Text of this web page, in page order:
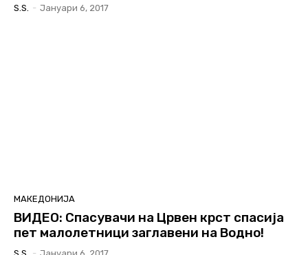
S.s. - Јануари 6, 2017
МАКЕДОНИЈА
ВИДЕО: Спасувачи на Црвен крст спасија
пет малолетници заглавени на Водно!